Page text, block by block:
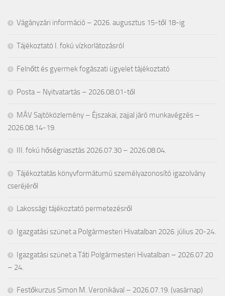
Vágányzári információ – 2026. augusztus 15-től 18-ig
Tájékoztató I. fokú vízkorlátozásról
Felnőtt és gyermek fogászati ügyelet tájékoztató
Posta – Nyitvatartás – 2026.08.01-től
MÁV Sajtóközlemény – Éjszakai, zajjal járó munkavégzés –
2026.08.14-19.
III. fokú hőségriasztás 2026.07.30 – 2026.08.04.
Tájékoztatás könyvformátumú személyazonosító igazolvány
cseréjéről
Lakossági tájékoztató permetezésről
Igazgatási szünet a Polgármesteri Hivatalban 2026. július 20-24.
Igazgatási szünet a Táti Polgármesteri Hivatalban – 2026.07.20
– 24.
Festőkurzus Simon M. Veronikával – 2026.07.19. (vasárnap)